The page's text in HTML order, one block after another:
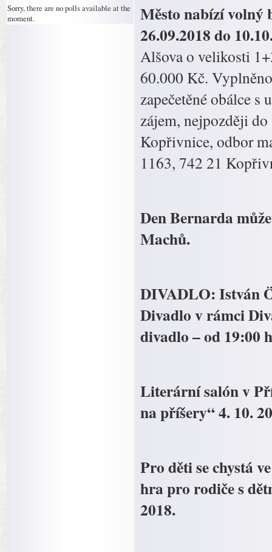
Sorry, there are no polls available at the
moment.
Město nabízí volný
26.09.2018 do
Alšova o velikosti
60.000 Kč.
zapečetěné obálce s
zájem, nejpozději
Kopřivnice, odbor
1163, 742 21
Den Bernarda
Machů.
DIVADLO: István
Divadlo v rámci
divadlo – od 19:00
Literární salón v
na příšery“ 4. 10.
Pro děti se chystá
hra pro rodiče s
2018.